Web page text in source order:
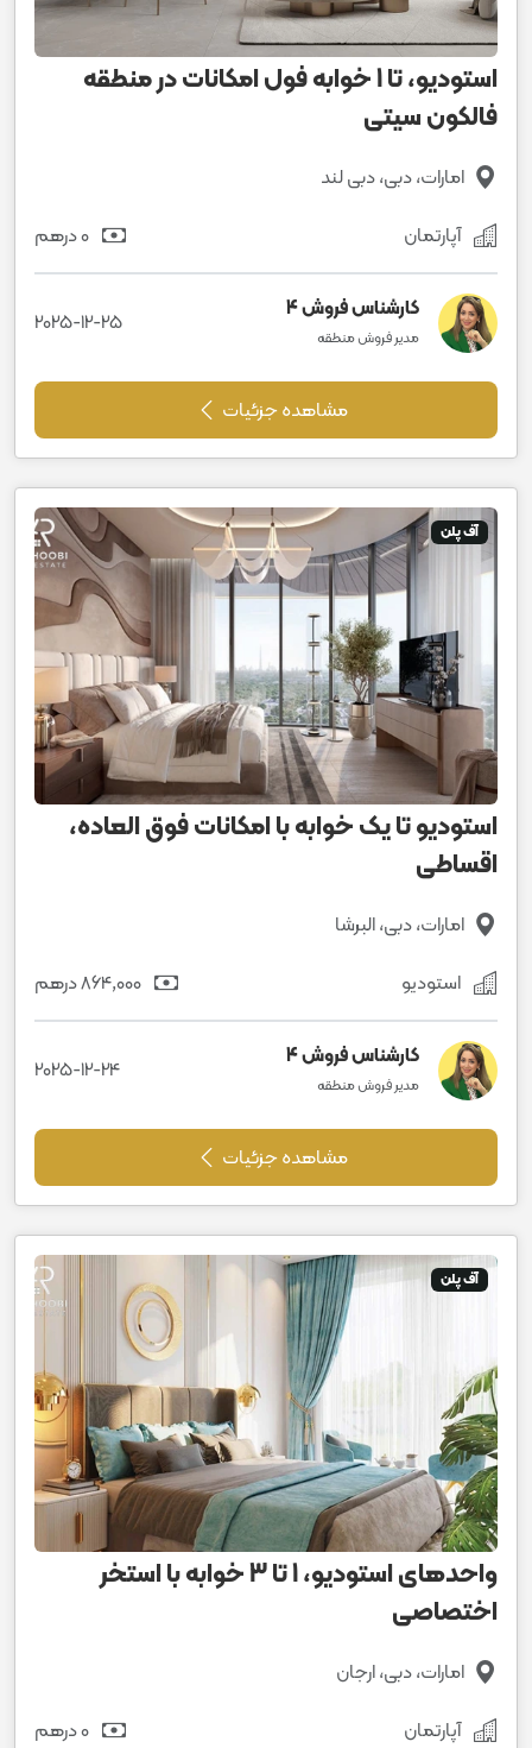
استودیو، تا 1 خوابه فول امکانات در منطقه
فالکون سیتی
امارات، دبی، دبی لند
آپارتمان
کارشناس فروش 4
مدیر فروش منطقه
2025-12-25
مشاهده جزئیات
آف پلن
استودیو تا یک خوابه با امکانات فوق العاده،
اقساطی
امارات، دبی، البرشا
استودیو
کارشناس فروش 4
مدیر فروش منطقه
2025-12-24
مشاهده جزئیات
آف پلن
واحدهای استودیو، 1 تا 3 خوابه با استخر
اختصاصی
امارات، دبی، ارجان
آپارتمان